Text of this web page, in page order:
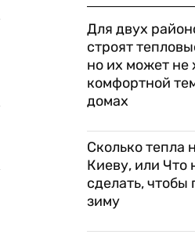
Для двух
строят
но их может не
комфортной
домах
Сколько тепла
Киеву, или Что
сделать, чтобы
зиму